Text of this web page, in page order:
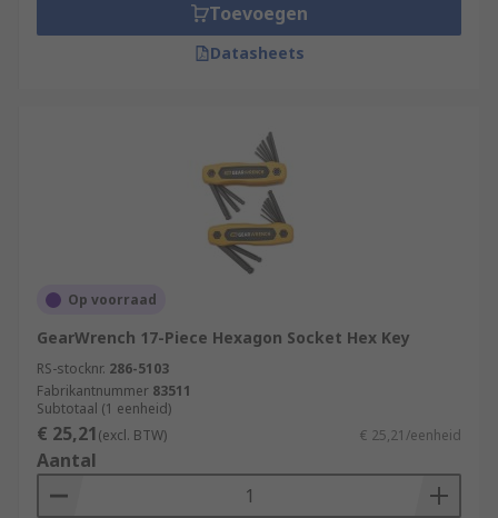
Toevoegen
Datasheets
Op voorraad
GearWrench 17-Piece Hexagon Socket Hex Key
RS-stocknr. 286-5103
Fabrikantnummer 83511
Subtotaal (1 eenheid)
€ 25,21(excl. BTW) € 25,21/eenheid
Aantal